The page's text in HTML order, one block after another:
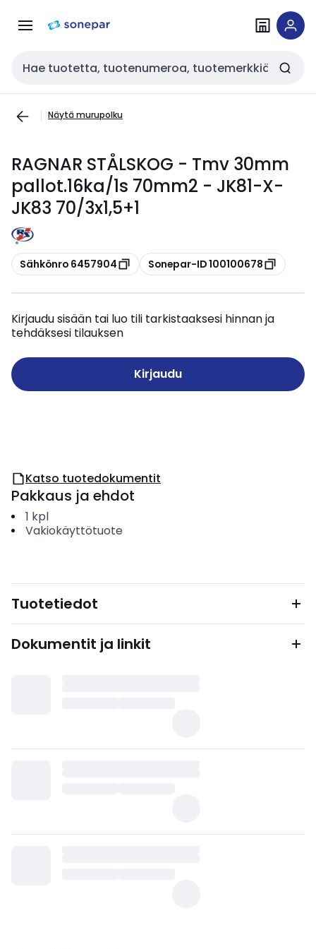
navigointiinsisältöön
Haku
Näytä murupolku
RAGNAR STÅLSKOG - Tmv 30mm
pallot.16ka/1s 70mm2 - JK81-X-
JK83 70/3x1,5+1
Kopioi
Sähkönro 6457904 Kopioi
Sonepar-ID 100100678
Kirjaudu sisään tai luo tili tarkistaaksesi hinnan ja
tehdäksesi tilauksen
Kirjaudu
Katso tuotedokumentit
Pakkaus ja ehdot
1 kpl
Vakiokäyttötuote
Tuotetiedot
Dokumentit ja linkit